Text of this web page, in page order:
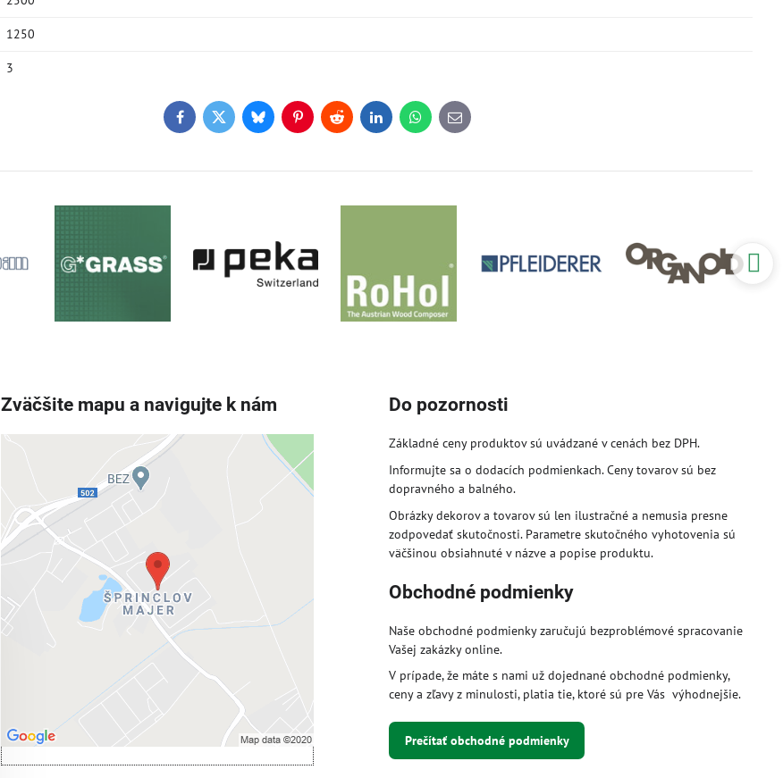
1250
3
FacebookTwitterBlueskyPinterestRedditLinkedInWhatsApp
E-
mail
Zväčšite mapu a navigujte k nám
Externý obsah je blokovaný
Prajete si načítať externý obsah?
Povoliť tentokrát
Povoliť a zapamätať - súhlas s druhom
cookie: Funkčné
Otvoriť obsah v novom okne
Do pozornosti
Základné ceny produktov sú uvádzané v cenách bez DPH.
Informujte sa o dodacích podmienkach. Ceny tovarov sú bez
dopravného a balného.
Obrázky dekorov a tovarov sú len ilustračné a nemusia presne
zodpovedať skutočnosti. Parametre skutočného vyhotovenia sú
väčšinou obsiahnuté v názve a popise produktu.
Obchodné podmienky
Naše obchodné podmienky zaručujú bezproblémové spracovanie
Vašej zakázky online.
V prípade, že máte s nami už dojednané obchodné podmienky,
ceny a zľavy z minulosti, platia tie, ktoré sú pre Vás výhodnejšie.
Prečítať obchodné podmienky